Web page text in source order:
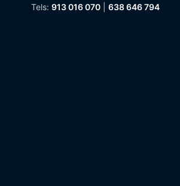
Tels: 913 016 070 638 646 794